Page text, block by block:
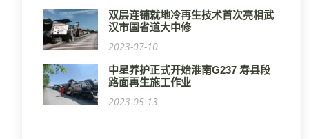
双层连铺就地冷再生技术首次亮相武
汉市国省道大中修
2023-07-10
中星养护正式开始淮南G237 寿县段
路面再生施工作业
2023-05-13